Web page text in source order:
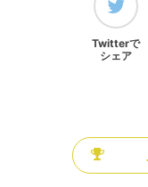
Twitterで
シェア